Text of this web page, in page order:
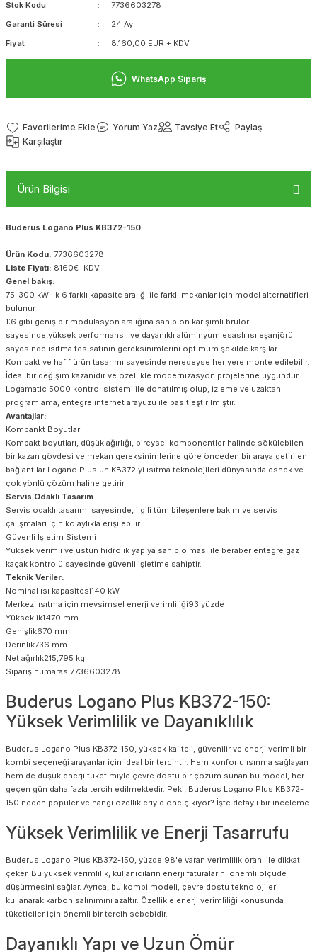
Stok Kodu
7736603278
Garanti Süresi
24 Ay
Fiyat
8.160,00 EUR + KDV
WhatsApp Sipariş
Yorum Yaz Tavsiye Et
Paylaş
Karşılaştır
Ürün Bilgisi
Buderus Logano Plus KB372-150
Ürün Kodu: 7736603278
Liste Fiyatı: 8160€+KDV
Genel bakış:
75-300 kW'lık 6 farklı kapasite aralığı ile farklı mekanlar için model alternatifleri
bulunur
1:6 gibi geniş bir modülasyon aralığına sahip ön karışımlı brülör
sayesinde,yüksek performanslı ve dayanıklı alüminyum esaslı ısı eşanjörü
sayesinde ısıtma tesisatının gereksinimlerini optimum şekilde karşılar.
Kompakt ve hafif ürün tasarımı sayesinde neredeyse her yere monte edilebilir.
İdeal bir değişim kazanıdır ve özellikle modernizasyon projelerine uygundur.
Logamatic 5000 kontrol sistemi ile donatılmış olup, izleme ve uzaktan
programlama, entegre internet arayüzü ile basitleştirilmiştir.
Avantajlar:
Kompankt Boyutlar
Kompakt boyutları, düşük ağırlığı, bireysel komponentler halinde sökülebilen
bir kazan gövdesi ve mekan gereksinimlerine göre önceden bir araya getirilen
bağlantılar Logano Plus'un KB372'yi ısıtma teknolojileri dünyasında esnek ve
çok yönlü çözüm haline getirir.
Servis Odaklı Tasarım
Servis odaklı tasarımı sayesinde, ilgili tüm bileşenlere bakım ve servis
çalışmaları için kolaylıkla erişilebilir.
Güvenli İşletim Sistemi
Yüksek verimli ve üstün hidrolik yapıya sahip olması ile beraber entegre gaz
kaçak kontrolü sayesinde güvenli işletime sahiptir.
Teknik Veriler:
Nominal ısı kapasitesi140 kW
Merkezi ısıtma için mevsimsel enerji verimliliği93 yüzde
Yükseklik1470 mm
Genişlik670 mm
Derinlik736 mm
Net ağırlık215,795 kg
Sipariş numarası7736603278
Buderus Logano Plus KB372-150:
Yüksek Verimlilik ve Dayanıklılık
Buderus Logano Plus KB372-150, yüksek kaliteli, güvenilir ve enerji verimli bir
kombi seçeneği arayanlar için ideal bir tercihtir. Hem konforlu ısınma sağlayan
hem de düşük enerji tüketimiyle çevre dostu bir çözüm sunan bu model, her
geçen gün daha fazla tercih edilmektedir. Peki, Buderus Logano Plus KB372-
150 neden popüler ve hangi özellikleriyle öne çıkıyor? İşte detaylı bir inceleme.
Yüksek Verimlilik ve Enerji Tasarrufu
Buderus Logano Plus KB372-150, yüzde 98'e varan verimlilik oranı ile dikkat
çeker. Bu yüksek verimlilik, kullanıcıların enerji faturalarını önemli ölçüde
düşürmesini sağlar. Ayrıca, bu kombi modeli, çevre dostu teknolojileri
kullanarak karbon salınımını azaltır. Özellikle enerji verimliliği konusunda
tüketiciler için önemli bir tercih sebebidir.
Dayanıklı Yapı ve Uzun Ömür